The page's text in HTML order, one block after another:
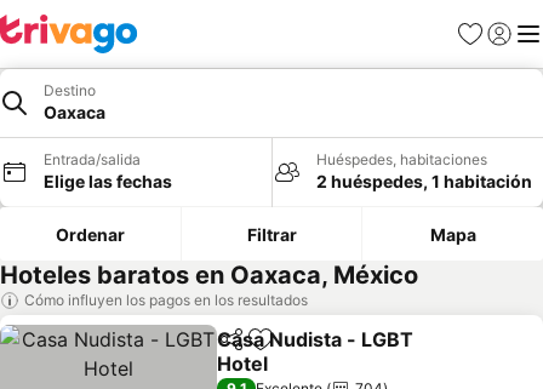
Favoritos
Iniciar
Destino
Oaxaca
Entrada/salida
Elige las fechas
Huéspedes, habitaciones
2 huéspedes, 1 habitación
Ordenar Filtrar Mapa
Hoteles baratos en Oaxaca, México
Cómo influyen los pagos en los resultados
CompartirAñadir a favoritos
Casa Nudista - LGBT
Hotel